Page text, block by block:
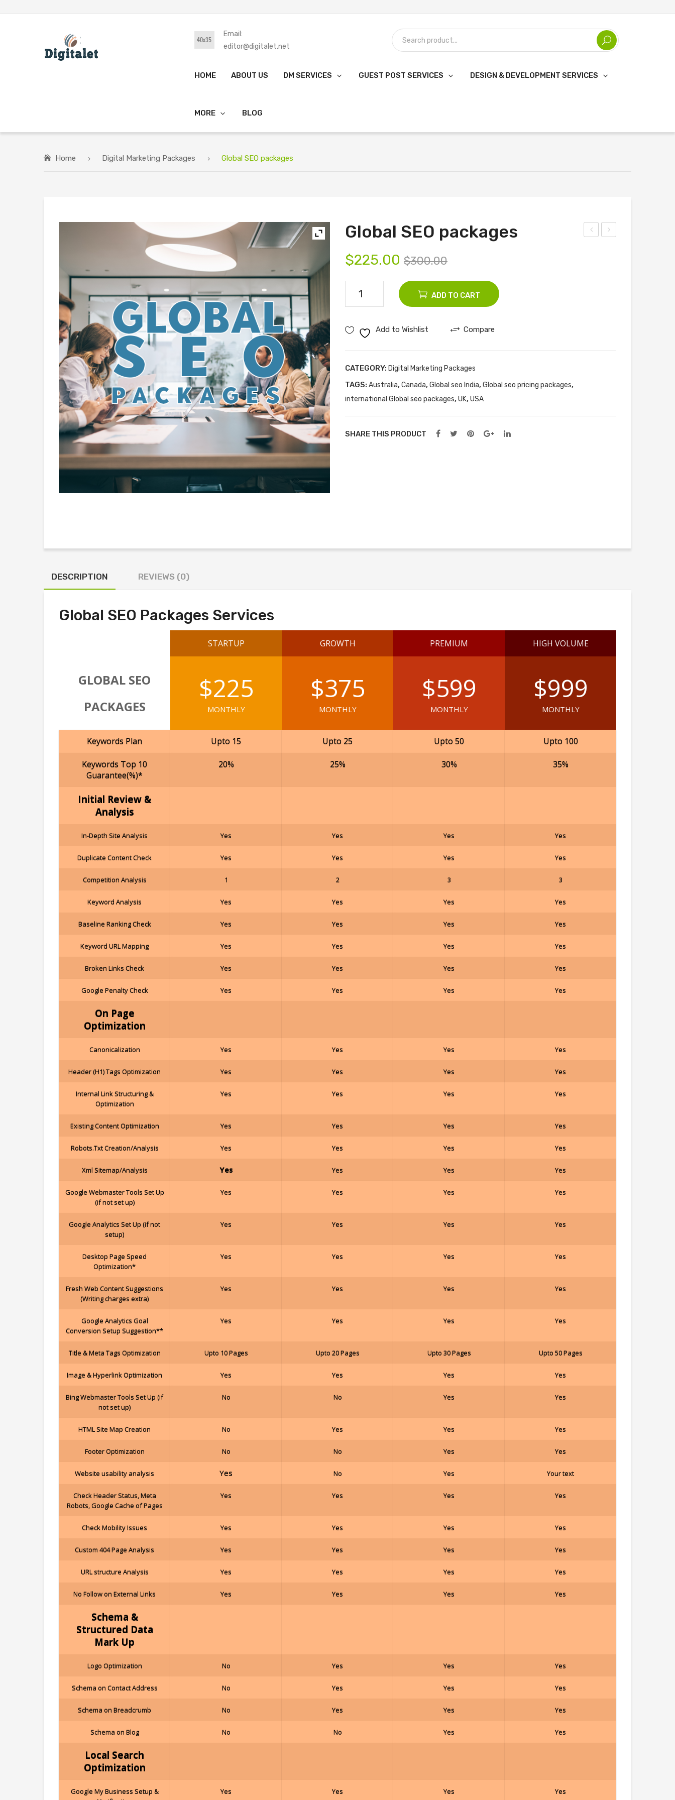
Email:
editor@digitalet.net
HOME ABOUT US DM SERVICES GUEST POST SERVICES DESIGN & DEVELOPMENT SERVICES
MORE BLOG
Home Digital Marketing Packages Global SEO packages
Global SEO packages
$300.00
$225.00
Global
quantity
ADD TO CART
Add to Wishlist Compare
CATEGORY: Digital Marketing Packages
TAGS: Australia, Canada, Global seo India, Global seo pricing packages,
international Global seo packages, UK, USA
SHARE THIS PRODUCT
DESCRIPTION REVIEWS (0)
Global SEO Packages Services
GLOBAL SEO
PACKAGES
Keywords Plan
Keywords Top 10
Guarantee(%)*
Initial Review &
Analysis
In-Depth Site Analysis
Duplicate Content Check
Competition Analysis
Keyword Analysis
Baseline Ranking Check
Keyword URL Mapping
Broken Links Check
Google Penalty Check
On Page
Optimization
Canonicalization
Header (H1) Tags Optimization
Internal Link Structuring &
Optimization
Existing Content Optimization
Robots.Txt Creation/Analysis
Xml Sitemap/Analysis
Google Webmaster Tools Set Up
(if not set up)
Google Analytics Set Up (if not
setup)
Desktop Page Speed
Optimization*
Fresh Web Content Suggestions
(Writing charges extra)
Google Analytics Goal
Conversion Setup Suggestion**
Title & Meta Tags Optimization
Image & Hyperlink Optimization
Bing Webmaster Tools Set Up (if
not set up)
HTML Site Map Creation
Footer Optimization
Website usability analysis
Check Header Status, Meta
Robots, Google Cache of Pages
Check Mobility Issues
Custom 404 Page Analysis
URL structure Analysis
No Follow on External Links
Schema &
Structured Data
Mark Up
Logo Optimization
Schema on Contact Address
Schema on Breadcrumb
Schema on Blog
Local Search
Optimization
Google My Business Setup &
STARTUP
$225
MONTHLY
Upto 15
20%
Yes
Yes
1
Yes
Yes
Yes
Yes
Yes
Yes
Yes
Yes
Yes
Yes
Yes
Yes
Yes
Yes
Yes
Yes
Upto 10 Pages
Yes
No
No
No
Yes
Yes
Yes
Yes
Yes
Yes
No
No
No
No
Yes
GROWTH
$375
MONTHLY
Upto 25
25%
Yes
Yes
2
Yes
Yes
Yes
Yes
Yes
Yes
Yes
Yes
Yes
Yes
Yes
Yes
Yes
Yes
Yes
Yes
Upto 20 Pages
Yes
No
Yes
No
No
Yes
Yes
Yes
Yes
Yes
Yes
Yes
Yes
No
Yes
PREMIUM
$599
MONTHLY
Upto 50
30%
Yes
Yes
3
Yes
Yes
Yes
Yes
Yes
Yes
Yes
Yes
Yes
Yes
Yes
Yes
Yes
Yes
Yes
Yes
Upto 30 Pages
Yes
Yes
Yes
Yes
Yes
Yes
Yes
Yes
Yes
Yes
Yes
Yes
Yes
Yes
Yes
HIGH VOLUME
$999
MONTHLY
Upto 100
35%
Yes
Yes
3
Yes
Yes
Yes
Yes
Yes
Yes
Yes
Yes
Yes
Yes
Yes
Yes
Yes
Yes
Yes
Yes
Upto 50 Pages
Yes
Yes
Yes
Yes
Your text
Yes
Yes
Yes
Yes
Yes
Yes
Yes
Yes
Yes
Yes